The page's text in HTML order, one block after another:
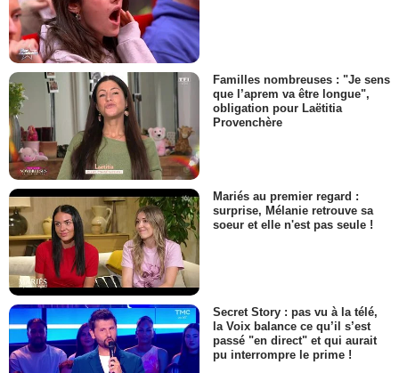
Familles nombreuses : "Je sens
que l’aprem va être longue",
obligation pour Laëtitia
Provenchère
Mariés au premier regard :
surprise, Mélanie retrouve sa
soeur et elle n'est pas seule !
Secret Story : pas vu à la télé,
la Voix balance ce qu’il s’est
passé "en direct" et qui aurait
pu interrompre le prime !